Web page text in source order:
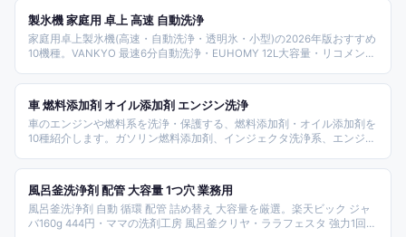
製氷機 家庭用 卓上 高速 自動洗浄
家庭用卓上製氷機(高速・自動洗浄・透明氷・小型)の2026年版おすすめ
10機種。VANKYO 最速6分自動洗浄・EUHOMY 12L大容量・リコメン堂
証・ショップワールド 透明氷タイマー・壱番館STORE 丸型氷・MTK
ALTENAめざましテレビ紹介などタイプ別構成。
車 燃料添加剤 オイル添加剤 エンジン洗浄
車のエンジンや燃料系を洗浄・保護する、燃料添加剤・オイル添加剤を
10種紹介します。ガソリン燃料添加剤、インジェクタ洗浄系、エンジン
ました。
風呂釜洗浄剤 配管 大容量 1つ穴 業務用
風呂釜洗浄剤 自動 循環 配管 詰め替え 大容量を厳選。楽天ビック ジャ
バ160g 444円・ママの洗剤工房 風呂釜クリヤ・ララフェスタ 強力1回